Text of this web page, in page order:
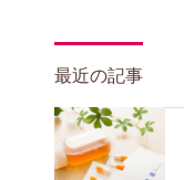
最近の記事